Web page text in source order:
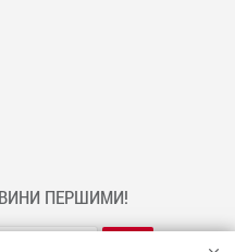
ПЕРШИМИ!